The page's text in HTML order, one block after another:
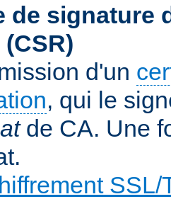
de signature
(CSR)
d'un
, qui le
de CA. Une
SSL/